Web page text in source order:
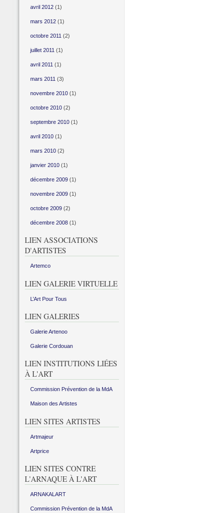
avril 2012(1)
mars 2012(1)
octobre 2011 (2)
juillet 2011 (1)
avril 2011 (1)
mars 2011 (3)
novembre 2010(1)
octobre 2010(2)
septembre 2010(1)
avril 2010(1)
mars 2010(2)
janvier 2010(1)
décembre 2009(1)
novembre 2009(1)
octobre 2009(2)
décembre 2008(1)
LIEN ASSOCIATIONS
D'ARTISTES
Artemco
LIEN GALERIE VIRTUELLE
L’Art Pour Tous
LIEN GALERIES
Galerie Artenoo
Galerie Cordouan
LIEN INSTITUTIONS LIÉES
À L'ART
Commission Prévention de la MdA
Maison des Artistes
LIEN SITES ARTISTES
Artmajeur
Artprice
LIEN SITES CONTRE
L'ARNAQUE À L'ART
ARNAKALART
Commission Prévention de la MdA